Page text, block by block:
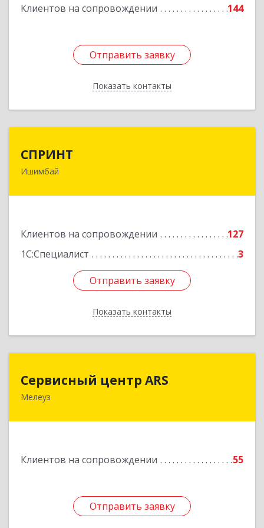
Клиентов на сопровождении 144
Отправить заявку
Показать контакты
Отправить заявку
Назад
СПРИНТ
Ишимбай
Клиентов на сопровождении
127
1С:Специалист
3
Отправить заявку
Показать контакты
453201, Башкортостан Респ, Ишимбайский р-н,
Отправить заявку
Назад
Сервисный центр ARS
Мелеуз
Клиентов на сопровождении 55
Отправить заявку
Отправить заявку